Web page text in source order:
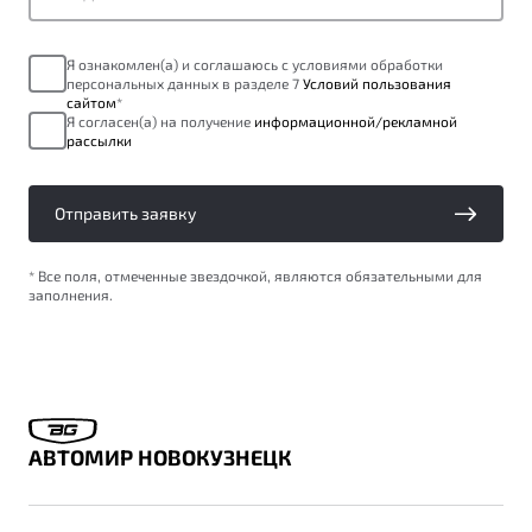
Яркий кроссовер
от 2 219 990 ₽*
Трейд-ин
Страхование
Расчет КАСКО
Узнайте о специальных выгодах при покупке
Гарантия Belgee
Belgee Линк
Belgee Клуб
Реферальная программа
Клиентская поддержка
Правовая информация
Я ознакомлен(а) и соглашаюсь с условиями обработки
персональных данных в разделе 7 Условий пользования
сайтом*
Я согласен(а) на получение информационной/рекламной
рассылки
Отправить заявку
* Все поля, отмеченные звездочкой, являются обязательными для
заполнения.
АВТОМИР НОВОКУЗНЕЦК